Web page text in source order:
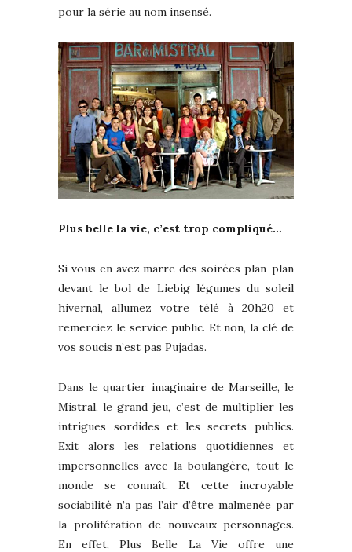
pour la série au nom insensé.
Plus belle la vie, c’est trop compliqué…
Si vous en avez marre des soirées plan-plan
devant le bol de Liebig légumes du soleil
hivernal, allumez votre télé à 20h20 et
remerciez le service public. Et non, la clé de
vos soucis n’est pas Pujadas.
Dans le quartier imaginaire de Marseille, le
Mistral, le grand jeu, c’est de multiplier les
intrigues sordides et les secrets publics.
Exit alors les relations quotidiennes et
impersonnelles avec la boulangère, tout le
monde se connaît. Et cette incroyable
sociabilité n’a pas l’air d’être malmenée par
la prolifération de nouveaux personnages.
En effet, Plus Belle La Vie offre une